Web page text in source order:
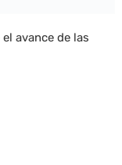
avance de las